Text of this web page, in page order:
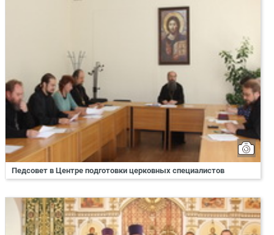
Педсовет в Центре подготовки церковных специалистов